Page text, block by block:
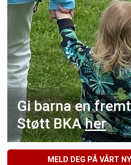
Gi barna en
Støtt BKAher
MELD DEG PÅ VÅRT